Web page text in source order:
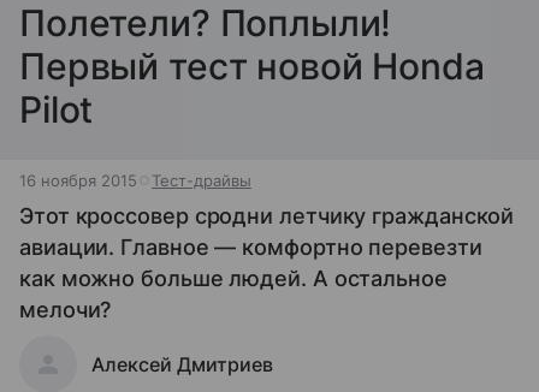
Полетели? Поплыли!
Первый тест новой Honda
Pilot
16 ноября 2015 Тест-драйвы
Этот кроссовер сродни летчику гражданской
авиации. Главное — комфортно перевезти
как можно больше людей. А остальное
мелочи?
Алексей Дмитриев